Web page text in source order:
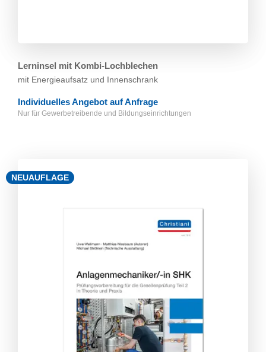
Lerninsel mit Kombi-Lochblechen
mit Energieaufsatz und Innenschrank
Individuelles Angebot auf Anfrage
Nur für Gewerbetreibende und Bildungs­einrichtungen
NEUAUFLAGE